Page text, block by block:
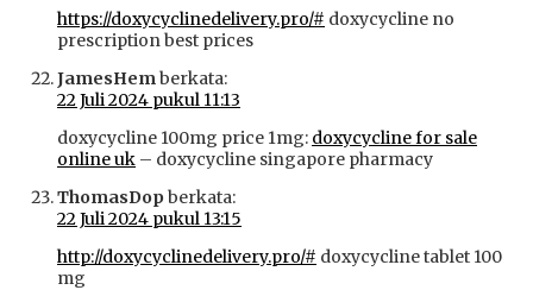
https://doxycyclinedelivery.pro/# doxycycline no
prescription best prices
JamesHemberkata:
22 Juli 2024 pukul 11:13
doxycycline 100mg price 1mg: doxycycline for sale
online uk – doxycycline singapore pharmacy
ThomasDopberkata:
22 Juli 2024 pukul 13:15
http://doxycyclinedelivery.pro/# doxycycline tablet 100
mg